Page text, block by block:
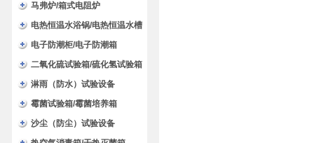
马弗炉/箱式电阻炉
电热恒温水浴锅/电热恒温水槽
电子防潮柜/电子防潮箱
二氧化硫试验箱/硫化氢试验箱
淋雨（防水）试验设备
霉菌试验箱/霉菌培养箱
沙尘（防尘）试验设备